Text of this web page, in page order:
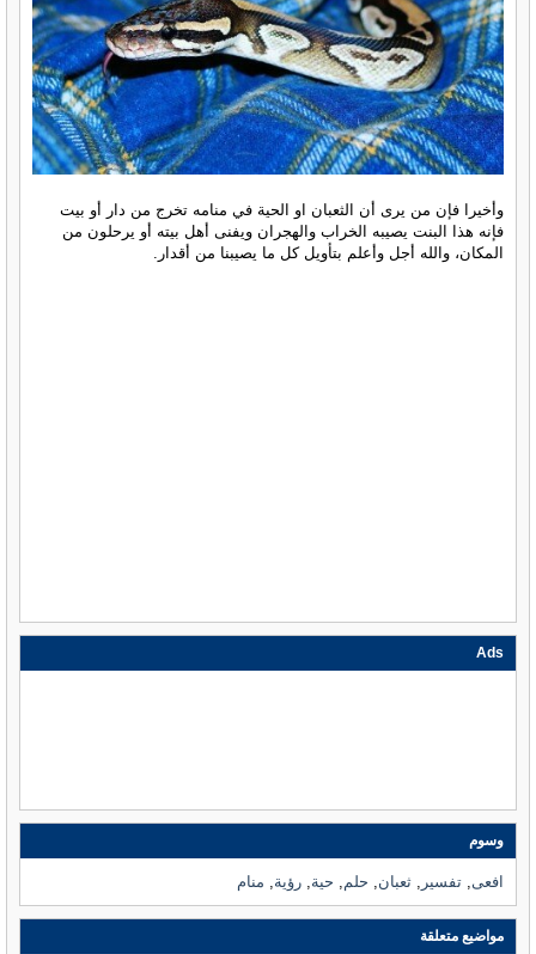
وأخيرا فإن من يرى أن الثعبان او الحية في منامه تخرج من دار أو بيت
فإنه هذا البنت يصيبه الخراب والهجران ويفنى أهل بيته أو يرحلون من
المكان، والله أجل وأعلم بتأويل كل ما يصيبنا من أقدار.
Ads
وسوم
افعى,تفسير ,ثعبان, حلم, حية,رؤية, منام
مواضيع متعلقة